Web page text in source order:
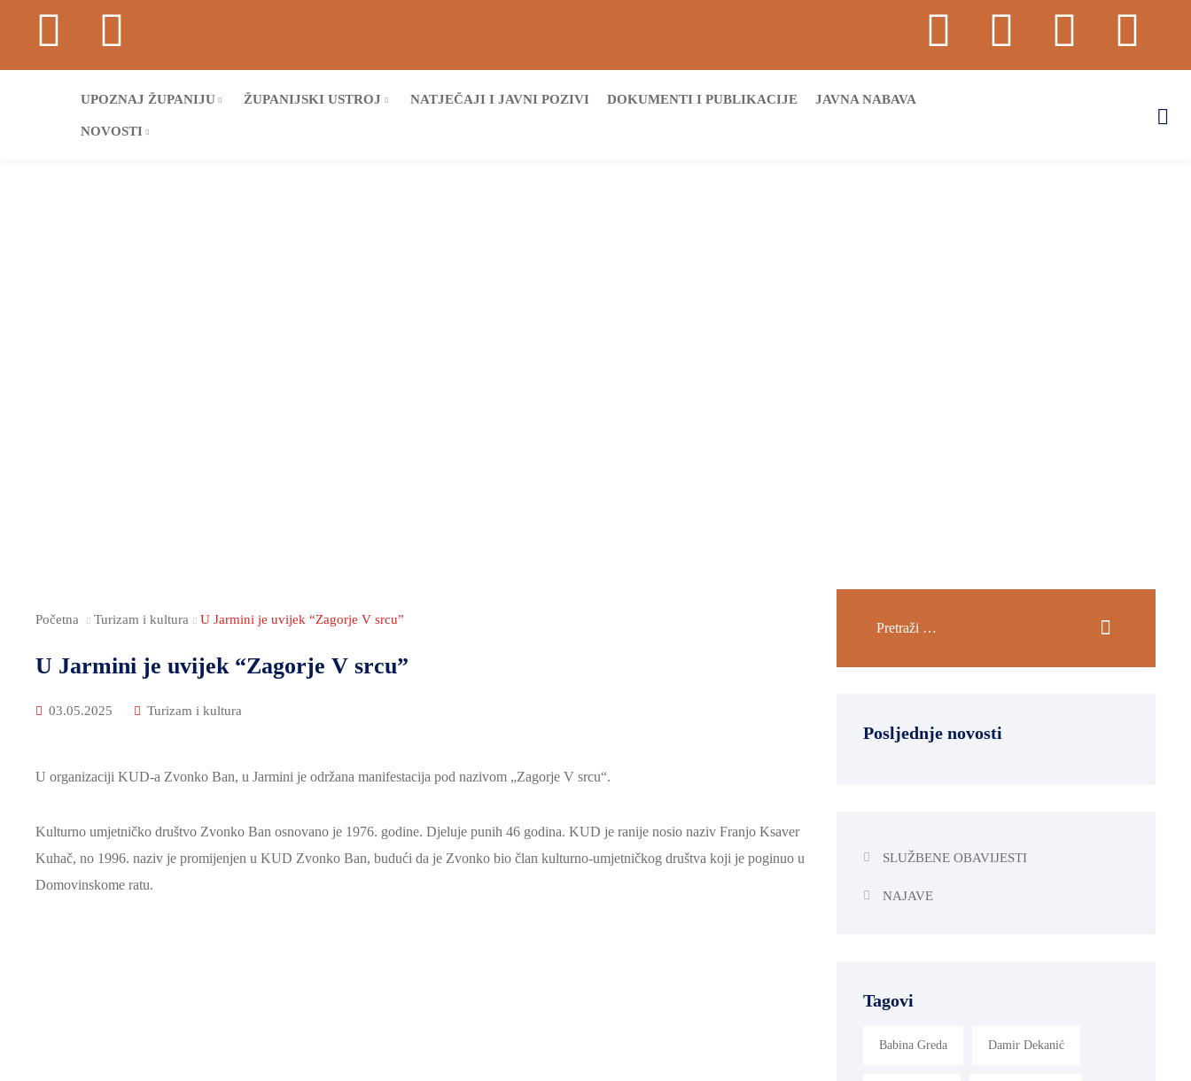
UPOZNAJ ŽUPANIJU ŽUPANIJSKI USTROJ NATJEČAJI I JAVNI POZIVI DOKUMENTI I PUBLIKACIJE JAVNA NABAVA
NOVOSTI
Početna Turizam i kultura U Jarmini je uvijek “Zagorje V srcu”
U Jarmini je uvijek “Zagorje V srcu”
03.05.2025 Turizam i kultura
U organizaciji KUD-a Zvonko Ban, u Jarmini je održana manifestacija pod nazivom „Zagorje V srcu“.
Kulturno umjetničko društvo Zvonko Ban osnovano je 1976. godine. Djeluje punih 46 godina. KUD je ranije nosio naziv Franjo Ksaver
Kuhač, no 1996. naziv je promijenjen u KUD Zvonko Ban, budući da je Zvonko bio član kulturno-umjetničkog društva koji je poginuo u
Domovinskome ratu.
Posljednje novosti
SLUŽBENE OBAVIJESTI
NAJAVE
Tagovi
Babina Greda Damir Dekanić